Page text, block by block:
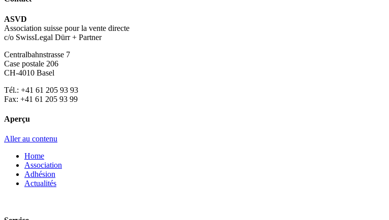
ASVD
Association suisse pour la vente directe
c/o SwissLegal Dürr + Partner
Centralbahnstrasse 7
Case postale 206
CH-4010 Basel
Tél.: +41 61 205 93 93
Fax: +41 61 205 93 99
Aperçu
Aller au contenu
Home
Association
Adhésion
Actualités